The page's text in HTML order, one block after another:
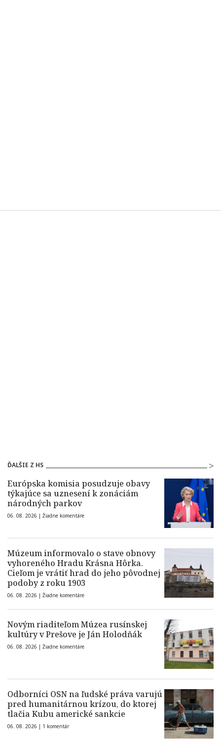
ĎALŠIE Z HS
Európska komisia posudzuje obavy
týkajúce sa uznesení k zonáciám
národných parkov
06. 08. 2026 | Žiadne komentáre
Múzeum informovalo o stave obnovy
vyhoreného Hradu Krásna Hôrka.
Cieľom je vrátiť hrad do jeho pôvodnej
podoby z roku 1903
06. 08. 2026 | Žiadne komentáre
Novým riaditeľom Múzea rusínskej
kultúry v Prešove je Ján Holodňák
06. 08. 2026 | Žiadne komentáre
Odborníci OSN na ľudské práva varujú
pred humanitárnou krízou, do ktorej
tlačia Kubu americké sankcie
06. 08. 2026 | 1 komentár